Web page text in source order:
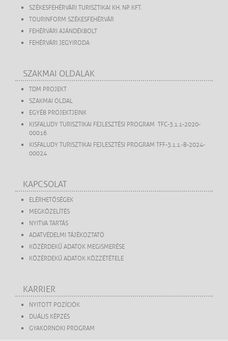
SZÉKESFEHÉRVÁRI TURISZTIKAI KH. NP. KFT.
TOURINFORM SZÉKESFEHÉRVÁR
FEHÉRVÁRI AJÁNDÉKBOLT
FEHÉRVÁRI JEGYIRODA
SZAKMAI OLDALAK
TDM PROJEKT
SZAKMAI OLDAL
EGYÉB PROJEKTJEINK
KISFALUDY TURISZTIKAI FEJLESZTÉSI PROGRAM TFC-3.1.1-2020-
00016
KISFALUDY TURISZTIKAI FEJLESZTÉSI PROGRAM TFF-3.1.1.-B-2024-
00024
KAPCSOLAT
ELÉRHETŐSÉGEK
MEGKÖZELÍTÉS
NYITVA TARTÁS
ADATVÉDELMI TÁJÉKOZTATÓ
KÖZÉRDEKŰ ADATOK MEGISMERÉSE
KÖZÉRDEKŰ ADATOK KÖZZÉTÉTELE
KARRIER
NYITOTT POZÍCIÓK
DUÁLIS KÉPZÉS
GYAKORNOKI PROGRAM